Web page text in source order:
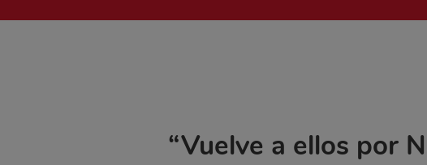
window
“Vuelve a ellos por